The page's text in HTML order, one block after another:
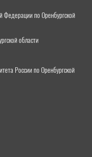
Федерации по Оренбургской
области
России по Оренбургской